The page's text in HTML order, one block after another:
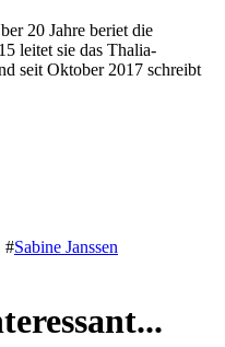
20 Jahre beriet die
leitet sie das Thalia-
seit Oktober 2017 schreibt
#Sabine Janssen